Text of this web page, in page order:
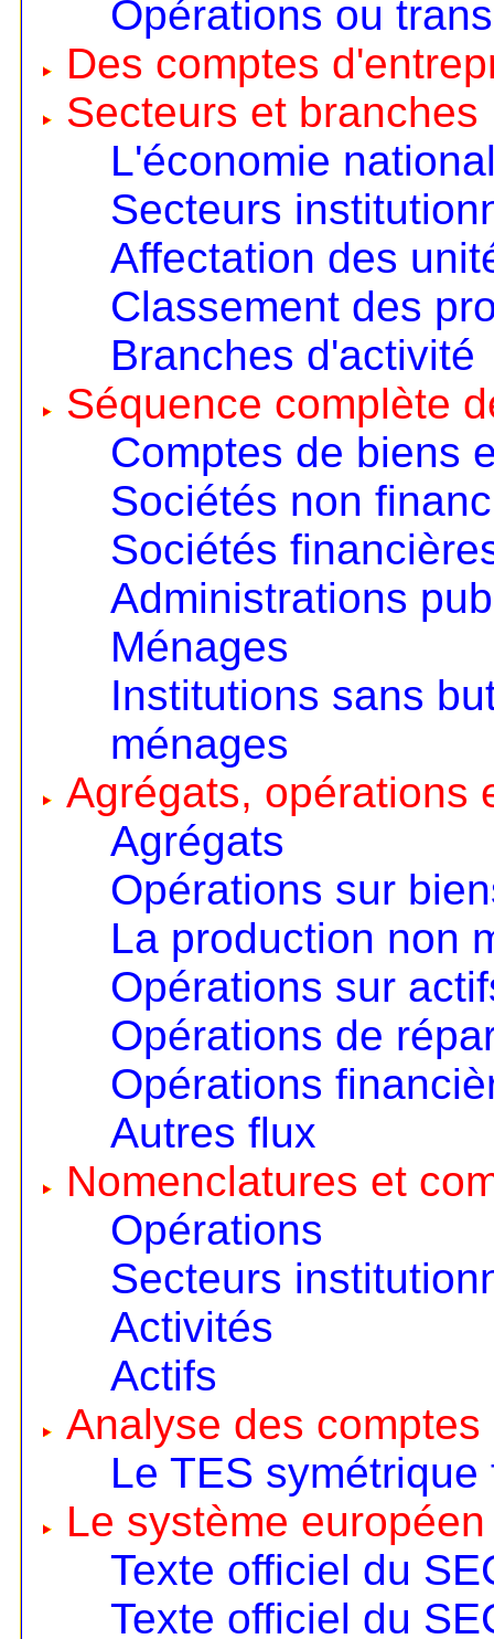
Opérations ou
Des comptes
Secteurs et branches
L'économie
Secteurs
Affectation des
Classement des
Branches d'activité
Séquence complète
Comptes de biens
Sociétés non
Sociétés
Administrations
Ménages
Institutions sans
ménages
Agrégats, opérations
Agrégats
Opérations sur
La production non
Opérations sur
Opérations de
Opérations
Autres flux
Nomenclatures et
Opérations
Secteurs
Activités
Actifs
Analyse des
Le TES symétrique
Le système
Texte officiel du
Texte officiel du